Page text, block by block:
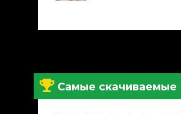
Самые скачиваемые